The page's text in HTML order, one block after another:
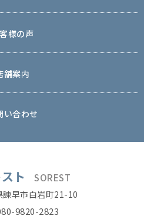
様の声
舗案内
い合わせ
ト SOREST
諫早市白岩町21-10
9820-2823